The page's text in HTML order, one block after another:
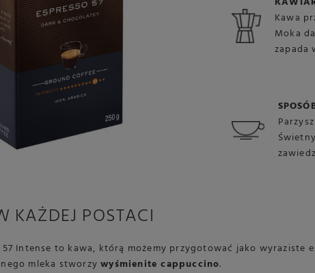
Kawa
Moka
zapada
KAŻDEJ POSTACI
Intense to kawa, którą możemy przygotować jako wyraziste
mleka stworzywyśmienite cappuccino.